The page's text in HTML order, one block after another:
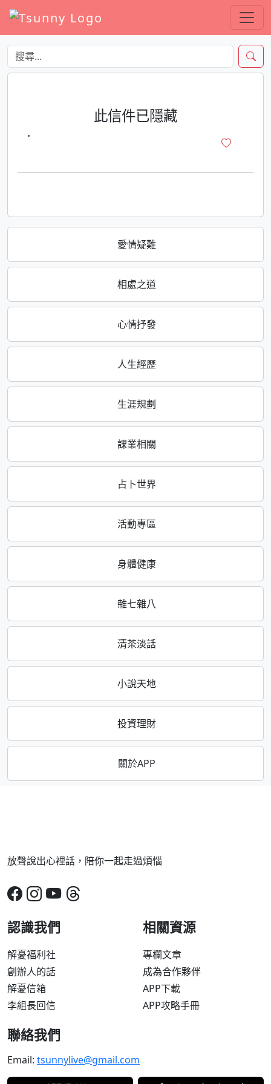
愛情疑難
相處之道
心情抒發
人生經歷
生涯規劃
課業相關
占卜世界
活動專區
身體健康
雜七雜八
清茶淡話
小說天地
投資理財
關於APP
此信件已隱藏
·
放聲說出心裡話，陪你一起走過煩惱
認識我們
解憂福利社
創辦人的話
解憂信箱
李組長回信
相關資源
專欄文章
成為合作夥伴
APP下載
APP攻略手冊
聯絡我們
Email: tsunnylive@gmail.com